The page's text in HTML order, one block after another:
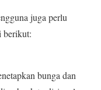
juga perlu
berikut:
bunga dan